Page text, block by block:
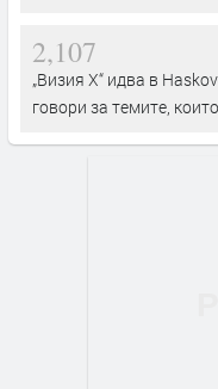
2,107
„Визия Х“ идва в
говори за темите,